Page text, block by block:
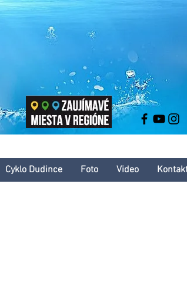
Cyklo Dudince Foto Video